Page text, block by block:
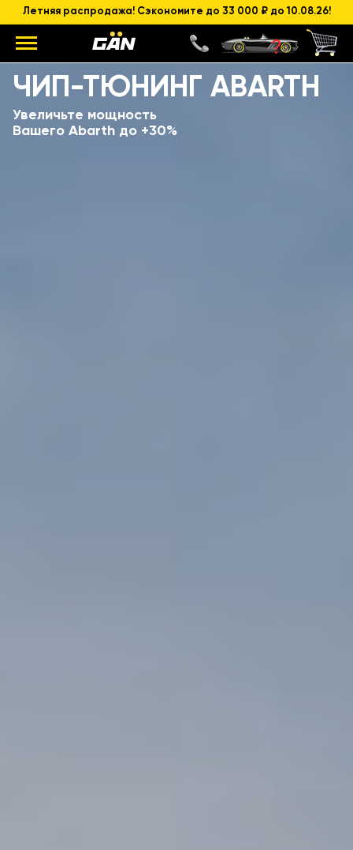
Летняя распродажа! Сэкономите до 33 000 ₽ до 10.08.26!
ЧИП-ТЮНИНГ ABARTH
Увеличьте мощность
Вашего Abarth до +30%
Модель
Объем и мощность ДВС